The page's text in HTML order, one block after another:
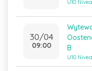
U10
30/04
09:00
B
U10